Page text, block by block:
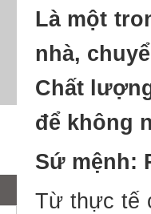
Là một
nhà,
Chất
để không
Sứ mệnh:
Từ thực tế